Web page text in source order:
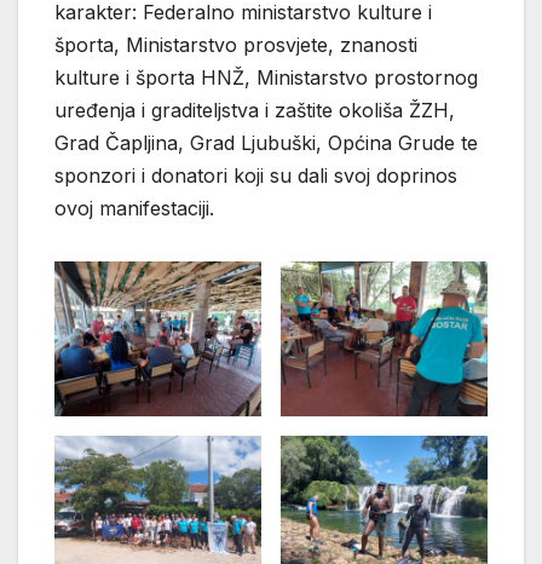
karakter: Federalno ministarstvo kulture i
športa, Ministarstvo prosvjete, znanosti
kulture i športa HNŽ, Ministarstvo prostornog
uređenja i graditeljstva i zaštite okoliša ŽZH,
Grad Čapljina, Grad Ljubuški, Općina Grude te
sponzori i donatori koji su dali svoj doprinos
ovoj manifestaciji.